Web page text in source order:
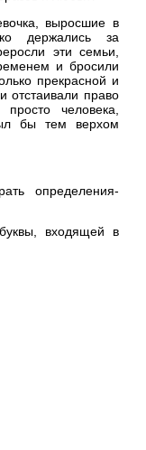
выросшие в
держались за
эти семьи,
и бросили
прекрасной и
отстаивали право
человека,
бы тем верхом
определения-
входящей в